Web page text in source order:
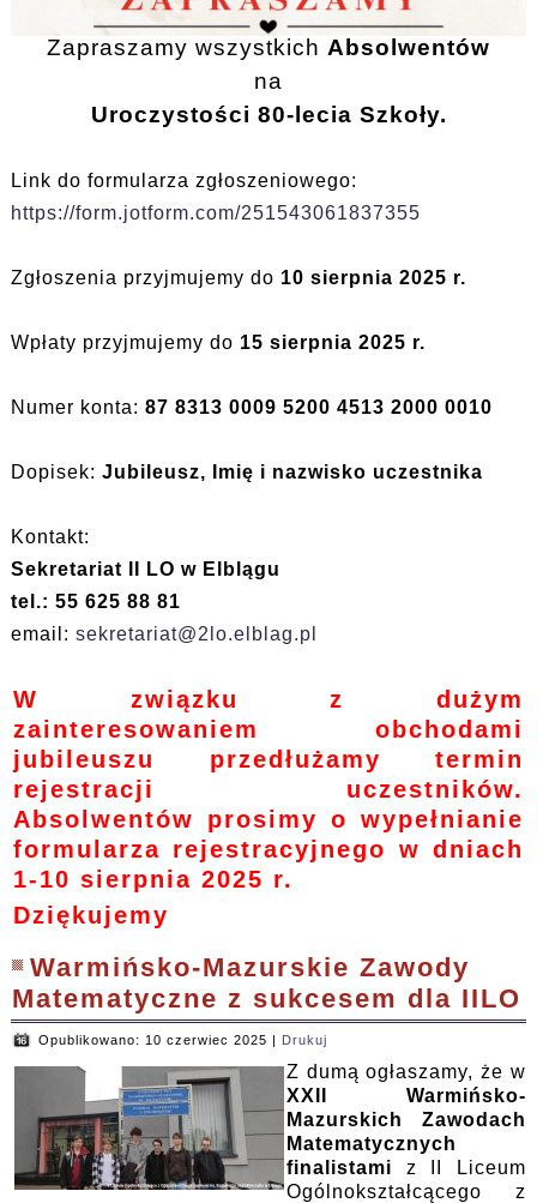
Zapraszamy wszystkich Absolwentów
na
Uroczystości 80-lecia Szkoły.
Link do formularza zgłoszeniowego:
https://form.jotform.com/251543061837355
Zgłoszenia przyjmujemy do 10 sierpnia 2025 r.
Wpłaty przyjmujemy do 15 sierpnia 2025 r.
Numer konta:87 8313 0009 5200 4513 2000 0010
Dopisek:Jubileusz, Imię i nazwisko uczestnika
Kontakt:
Sekretariat II LO w Elblągu
tel.: 55 625 88 81
email:sekretariat@2lo.elblag.pl
W związku z dużym
zainteresowaniem obchodami
jubileuszu przedłużamy termin
rejestracji uczestników.
Absolwentów prosimy o wypełnianie
formularza rejestracyjnego w dniach
1-10 sierpnia 2025 r.
Dziękujemy
Warmińsko-Mazurskie Zawody
Matematyczne z sukcesem dla IILO
Opublikowano: 10 czerwiec 2025 | Drukuj
Z dumą ogłaszamy, że w
XXII Warmińsko-
Mazurskich Zawodach
Matematycznych
finalistami z II Liceum
Ogólnokształcącego z